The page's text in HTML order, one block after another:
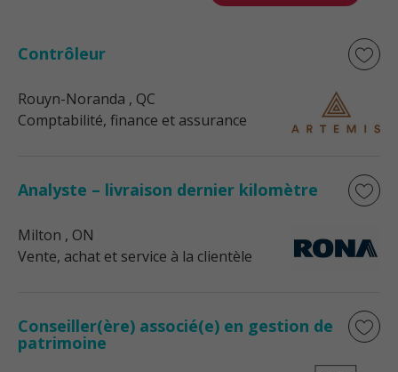
Contrôleur
Rouyn-Noranda , QC
Comptabilité, finance et assurance
Analyste – livraison dernier kilomètre
Milton , ON
Vente, achat et service à la clientèle
Conseiller(ère) associé(e) en gestion de
patrimoine